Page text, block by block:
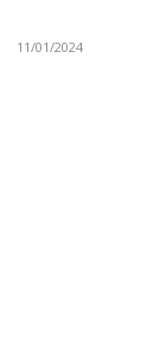
11/01/2024